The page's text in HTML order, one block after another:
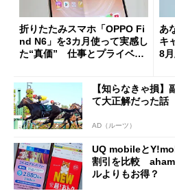
折りたたみスマホ「OPPO Fi
nd N6」を3カ月使って実感し
た“真価” 仕事とプライベー
あ
キ
8
【知らなきゃ損
て大正解だった話
AD（ルーツ）
UQ mobileと
割引を比較
ルよりもお得？